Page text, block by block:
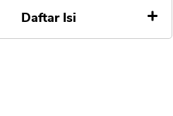
Daftar Isi